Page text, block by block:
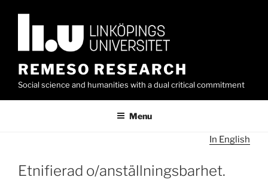
REMESO RESEARCH
Social science and humanities with a dual critical commitment
Menu
In English
Etnifierad o/anställningsbarhet.